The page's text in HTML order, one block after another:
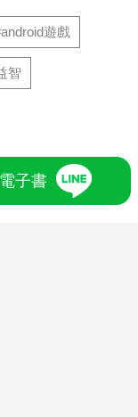
遊戲
智
子書